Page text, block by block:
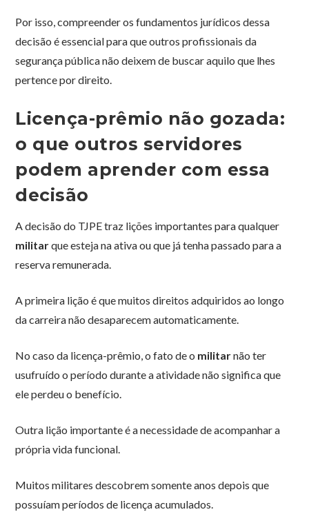
Por isso, compreender os fundamentos jurídicos dessa
decisão é essencial para que outros profissionais da
segurança pública não deixem de buscar aquilo que lhes
pertence por direito.
Licença-prêmio não gozada:
o que outros servidores
podem aprender com essa
decisão
A decisão do TJPE traz lições importantes para qualquer
militarque esteja na ativa ou que já tenha passado para a
reserva remunerada.
A primeira lição é que muitos direitos adquiridos ao longo
da carreira não desaparecem automaticamente.
No caso da licença-prêmio, o fato de o militarnão ter
usufruído o período durante a atividade não significa que
ele perdeu o benefício.
Outra lição importante é a necessidade de acompanhar a
própria vida funcional.
Muitos militares descobrem somente anos depois que
possuíam períodos de licença acumulados.